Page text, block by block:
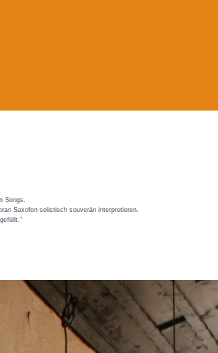
Songs.
Saxofon solistisch souverän interpretieren.